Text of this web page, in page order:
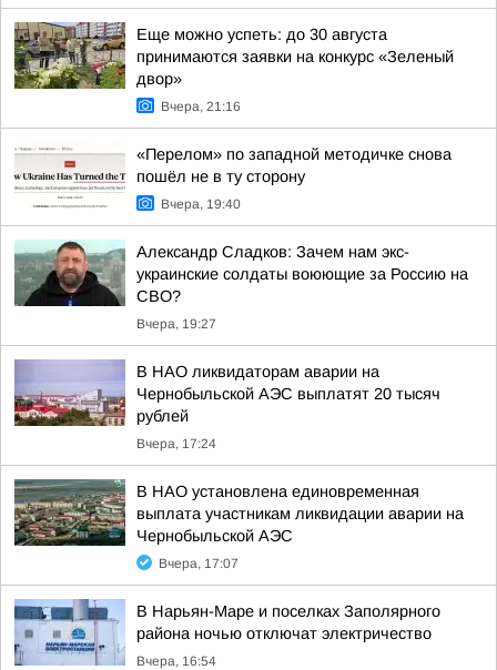
Еще можно успеть: до 30 августа
принимаются заявки на конкурс «Зеленый
двор»
Вчера, 21:16
«Перелом» по западной методичке снова
пошёл не в ту сторону
Вчера, 19:40
Александр Сладков: Зачем нам экс-
украинские солдаты воюющие за Россию на
СВО?
Вчера, 19:27
В НАО ликвидаторам аварии на
Чернобыльской АЭС выплатят 20 тысяч
рублей
Вчера, 17:24
В НАО установлена единовременная
выплата участникам ликвидации аварии на
Чернобыльской АЭС
Вчера, 17:07
В Нарьян-Маре и поселках Заполярного
района ночью отключат электричество
Вчера, 16:54